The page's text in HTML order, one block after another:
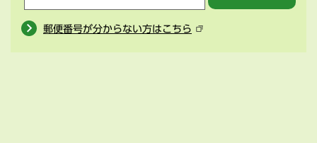
郵便番号が分からない方はこちら